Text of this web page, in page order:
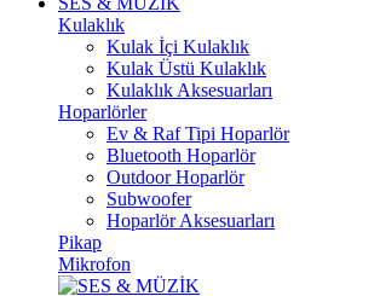
Kulaklık
Kulak İçi Kulaklık
Kulak Üstü Kulaklık
Kulaklık Aksesuarları
Hoparlörler
Ev & Raf Tipi Hoparlör
Bluetooth Hoparlör
Outdoor Hoparlör
Subwoofer
Hoparlör Aksesuarları
Pikap
Mikrofon